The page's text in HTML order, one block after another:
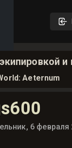
и
Aeternum
6 февраля